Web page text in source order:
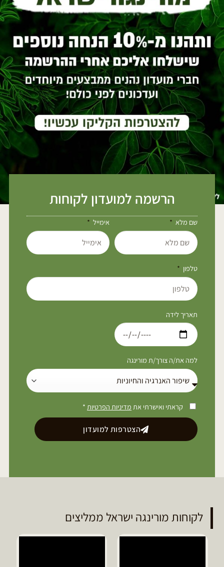
הרשמה למועדון לקוחות
שם מלא אימייל
טלפון
תאריך לידה
למה את/ה צורך/ת מורינגה
קראתי ואישרתי את מדיניות הפרטיות*
הצטרפות למועדון
לקוחות מורינגה ישראל ממליצים